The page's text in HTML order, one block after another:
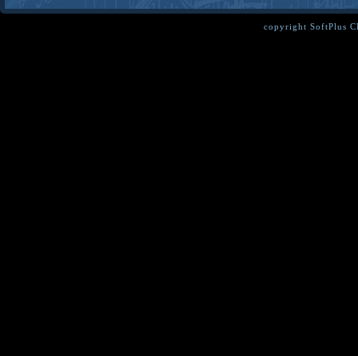
copyright SoftPlus